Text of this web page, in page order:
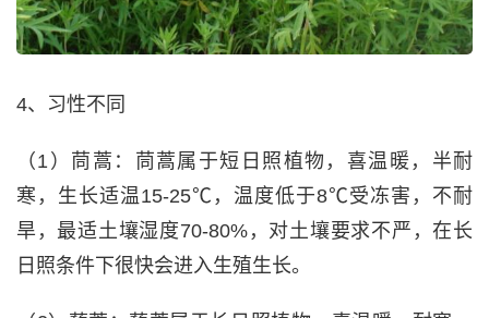
4、习性不同
（1）茼蒿：茼蒿属于短日照植物，喜温暖，半耐
寒，生长适温15-25℃，温度低于8℃受冻害，不耐
旱，最适土壤湿度70-80%，对土壤要求不严，在长
日照条件下很快会进入生殖生长。